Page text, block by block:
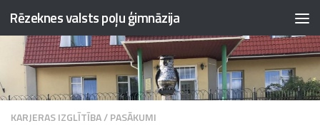
Skip to content
Rēzeknes valsts poļu ģimnāzija
KARJERAS IZGLĪTĪBA/PASĀKUMI